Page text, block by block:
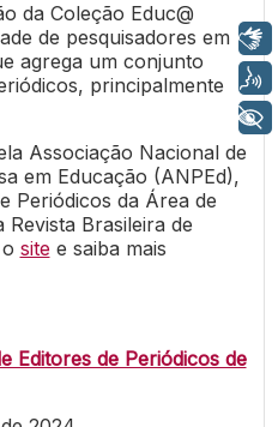
da Coleção Educ@
de pesquisadores em
agrega um conjunto
principalmente
Associação Nacional de
em Educação (ANPEd),
Periódicos da Área de
Revista Brasileira de
sitee saiba mais
Editores de Periódicos de
Libras
Voz